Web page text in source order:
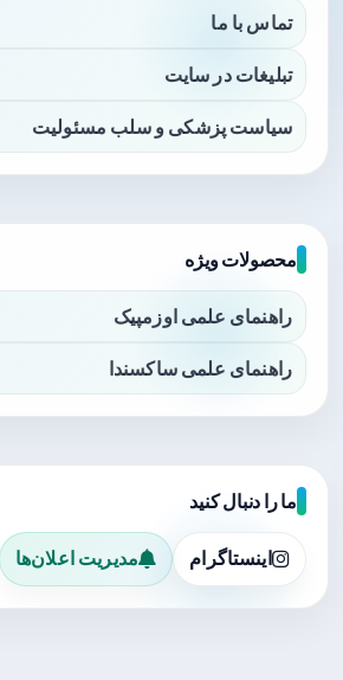
تماس با ما
تبلیغات در سایت
سیاست پزشکی و سلب مسئولیت
محصولات ویژه
راهنمای علمی اوزمپیک
راهنمای علمی ساکسندا
ما را دنبال کنید
اینستاگرام مدیریت اعلان‌ها